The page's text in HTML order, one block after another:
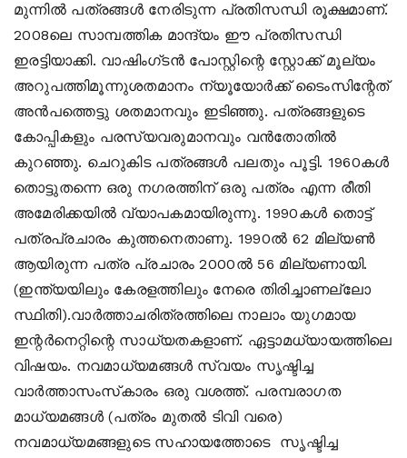
മുന്നില്‍ പത്രങ്ങള്‍ നേരിടുന്ന പ്രതിസന്ധി രൂക്ഷമാണ്.
2008ലെ സാമ്പത്തിക മാന്ദ്യം ഈ പ്രതിസന്ധി
ഇരട്ടിയാക്കി. വാഷിംഗ്ടന്‍ പോസ്റ്റിന്റെ സ്റ്റോക്ക് മൂല്യം
അറുപത്തിമൂന്നുശതമാനം ന്യൂയോര്‍ക്ക് ടൈംസിന്റേത്
അന്‍പത്തെട്ടു ശതമാനവും ഇടിഞ്ഞു. പത്രങ്ങളുടെ
കോപ്പികളും പരസ്യവരുമാനവും വന്‍തോതില്‍
കുറഞ്ഞു. ചെറുകിട പത്രങ്ങള്‍ പലതും പൂട്ടി. 1960കള്‍
തൊട്ടുതന്നെ ഒരു നഗരത്തിന് ഒരു പത്രം എന്ന രീതി
അമേരിക്കയില്‍ വ്യാപകമായിരുന്നു. 1990കള്‍ തൊട്ട്
പത്രപ്രചാരം കുത്തനെതാണു. 1990ല്‍ 62 മില്യണ്‍
ആയിരുന്ന പത്ര പ്രചാരം 2000ല്‍ 56 മില്യണായി.
(ഇന്ത്യയിലും കേരളത്തിലും നേരെ തിരിച്ചാണല്ലോ
സ്ഥിതി).വാര്‍ത്താചരിത്രത്തിലെ നാലാം യുഗമായ
ഇന്റര്‍നെറ്റിന്റെ സാധ്യതകളാണ്. ഏട്ടാമധ്യായത്തിലെ
വിഷയം. നവമാധ്യമങ്ങള്‍ സ്വയം സൃഷ്ടിച്ച
വാര്‍ത്താസംസ്‌കാരം ഒരു വശത്ത്. പരമ്പരാഗത
മാധ്യമങ്ങള്‍ (പത്രം മുതല്‍ ടിവി വരെ)
നവമാധ്യമങ്ങളുടെ സഹായത്തോടെ സൃഷ്ടിച്ച